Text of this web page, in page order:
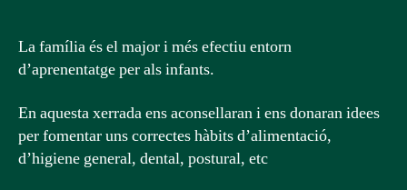
La família és el major i més efectiu entorn
d’aprenentatge per als infants.
En aquesta xerrada ens aconsellaran i ens donaran idees
per fomentar uns correctes hàbits d’alimentació,
d’higiene general, dental, postural, etc